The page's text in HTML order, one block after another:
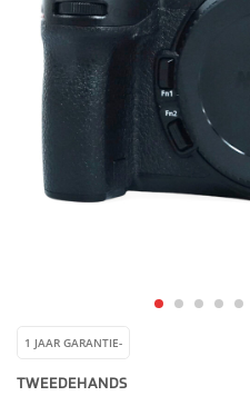
1 JAAR GARANTIE-
TWEEDEHANDS